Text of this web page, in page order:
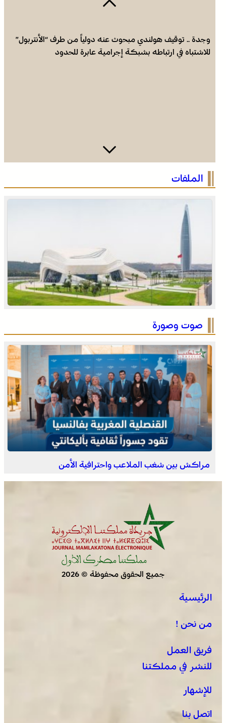
وجدة .. توقيف هولندي مبحوث عنه دولياً من طرف “الأنتربول”
للاشتباه في ارتباطه بشبكة إجرامية عابرة للحدود
الرباط في صيف سياحي استثنائي .. ارتفاع الإقبال ينعش القطاع
الفندقي
التفاصيل الكاملة لاقتحام ولي العهد مياه سبتة المحتلة على
العثور على جثة مقطعة الأطراف داخل عشة بمنطقة منابع
بوزملان والتحقيقات متواصلة لكشف ملابسات الجريمة
الملفات
صوت وصورة
مراكش بين شغب الملاعب واحترافية الأمن
جميع الحقوق محفوظة © 2026
الرئيسية
من نحن !
فريق العمل
للنشر في مملكتنا
للإشهار
اتصل بنا